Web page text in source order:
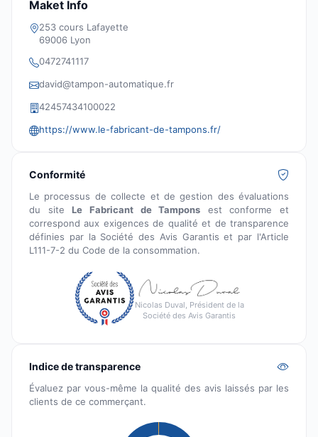
Maket Info
253 cours Lafayette
69006 Lyon
0472741117
david@tampon-automatique.fr
42457434100022
https://www.le-fabricant-de-tampons.fr/
Conformité
Le processus de collecte et de gestion des évaluations
du siteLe Fabricant de Tampons est conforme et
correspond aux exigences de qualité et de transparence
définies par la Société des Avis Garantis et par l'Article
L111-7-2 du Code de la consommation.
Nicolas Duval, Président de la
Société des Avis Garantis
Indice de transparence
Évaluez par vous-même la qualité des avis laissés par les
clients de ce commerçant.